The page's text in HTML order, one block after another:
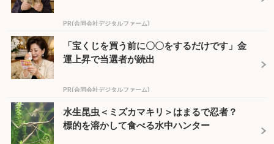
PR(合同会社デジタルファーム)
「宝くじを買う前に〇〇をするだけです」金
運上昇で当選者が続出
PR(合同会社デジタルファーム)
水生昆虫＜ミズカマキリ＞はまるで忍者？
標的を溶かして食べる水中ハンター